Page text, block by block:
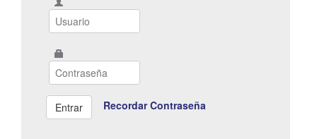
Recordar Contraseña